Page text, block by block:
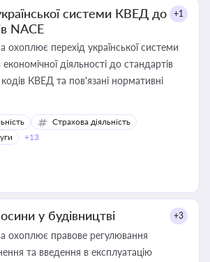
системи КВЕД до
NACE
+1
охоплює перехід української системи
економічної діяльності до стандартів
КВЕД та пов'язані нормативні
Страхова діяльність
+13
у будівництві +3
охоплює правове регулювання
та введення в експлуатацію